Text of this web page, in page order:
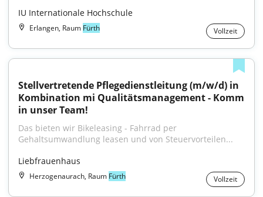
IU Internationale Hochschule
Erlangen, Raum Fürth Vollzeit
Stellvertretende Pflegedienstleitung (m/w/d) in
Kombination mi Qualitätsmanagement - Komm
in unser Team!
Das bieten wir Bikeleasing - Fahrrad per
Gehaltsumwandlung leasen und von Steuervorteilen...
Liebfrauenhaus
Herzogenaurach, Raum Fürth Vollzeit